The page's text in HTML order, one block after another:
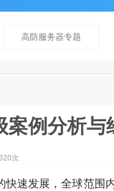
高防服务器专题
案例分析与
次
速发展，全球范围